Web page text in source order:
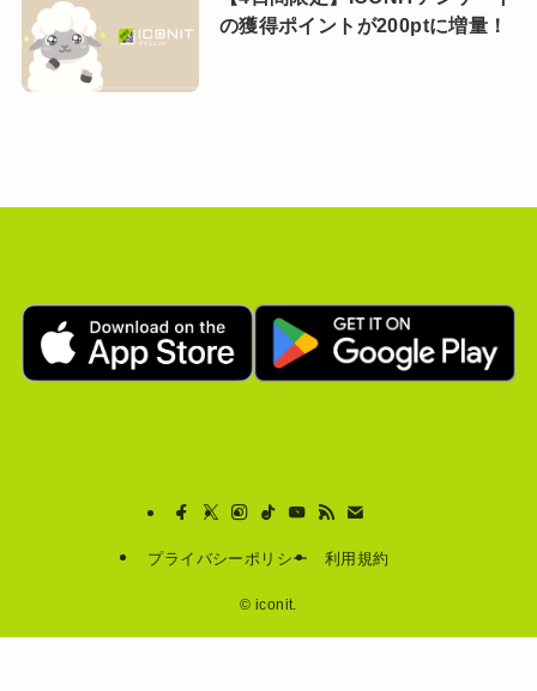
の獲得ポイントが200ptに増量！
プライバシーポリシー 利用規約
© iconit.